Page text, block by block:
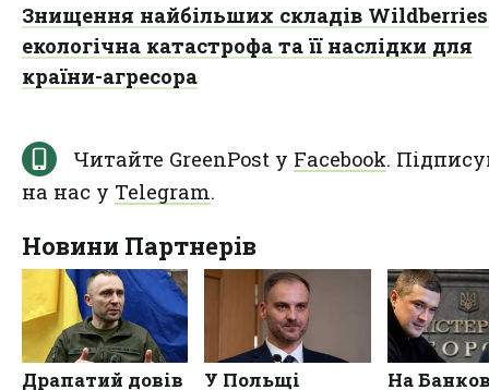
Знищення найбільших складів
екологічна катастрофа та її наслідки для
країни-агресора
Читайте GreenPost у Facebook.
на нас у Telegram.